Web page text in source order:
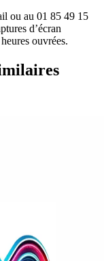
ou au 01 85 49 15
d’écran
ouvrées.